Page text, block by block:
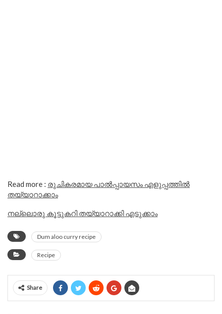
Read more : രുചികരമായ പാൽപ്പായസം എളുപ്പത്തിൽ
തയ്യാറാക്കാം
നല്ലൊരു കൂട്ടുകറി തയ്യാറാക്കി എടുക്കാം
Dum aloo curry recipe
Recipe
Share